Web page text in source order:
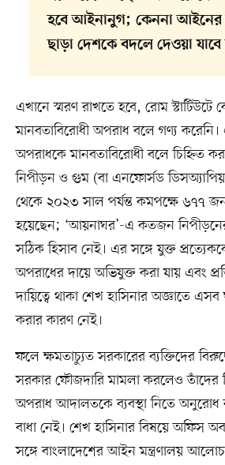
হবে আইনানুগ; কেননা আইনের
ছাড়া দেশকে বদলে দেওয়া যাবে
এখানে স্মরণ রাখতে হবে, রোম স্টাটিউটে
মানবতাবিরোধী অপরাধ বলে গণ্য
অপরাধকে মানবতাবিরোধী বলে চিহ্নিত
নিপীড়ন ও গুম (বা এনফোর্সড
থেকে ২০২৩ সাল পর্যন্ত কমপক্ষে ৬৭৭
হয়েছেন; ‘আয়নাঘর’-এ কতজন
সঠিক হিসাব নেই। এর সঙ্গে যুক্ত
অপরাধের দায়ে অভিযুক্ত করা যায় এবং
দায়িত্বে থাকা শেখ হাসিনার অজ্ঞাতে
করার কারণ নেই।
ফলে ক্ষমতাচ্যুত সরকারের ব্যক্তিদের
সরকার ফৌজদারি মামলা করলেও তাঁদের
অপরাধ আদালতকে ব্যবস্থা নিতে অনুরোধ
বাধা নেই। শেখ হাসিনার বিষয়ে অফিস
সঙ্গে বাংলাদেশের আইন মন্ত্রণালয়